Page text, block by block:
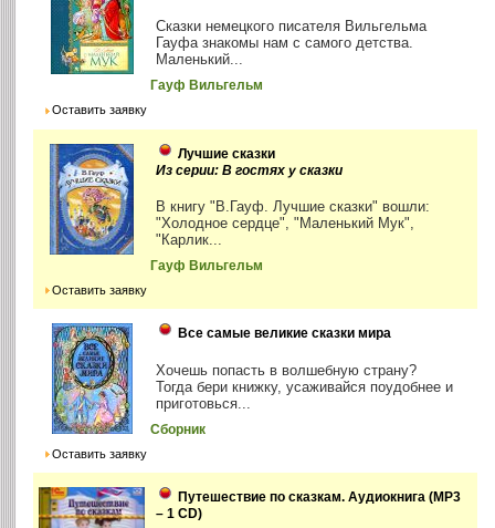
Сказки немецкого писателя Вильгельма
Гауфа знакомы нам с самого детства.
Маленький...
Гауф Вильгельм
Оставить заявку
Лучшие сказки
Из серии: В гостях у сказки
В книгу "В.Гауф. Лучшие сказки" вошли:
"Холодное сердце", "Маленький Мук",
"Карлик...
Гауф Вильгельм
Оставить заявку
Все самые великие сказки мира
Хочешь попасть в волшебную страну?
Тогда бери книжку, усаживайся поудобнее и
приготовься...
Сборник
Оставить заявку
Путешествие по сказкам. Аудиокнига (MP3
– 1 CD)